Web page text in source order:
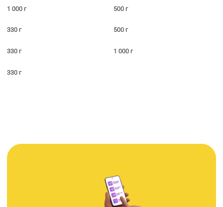
1 000 г 500 г
330 г 500 г
330 г 1 000 г
330 г